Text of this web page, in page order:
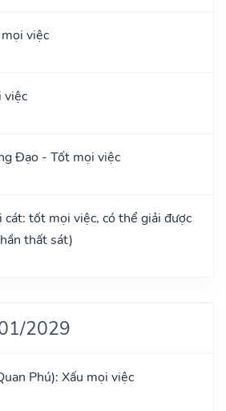
việc
việc
Đạo - Tốt mọi việc
cát: tốt mọi việc, có thể giải được
thất sát)
2029
Phú): Xấu mọi việc